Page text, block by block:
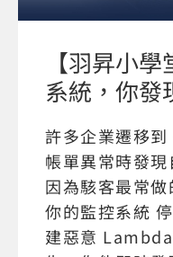
【羽昇小
系統，你發
許多企業遷移
帳單異常時發現
因為駭客最常
你的監控系統
建惡意